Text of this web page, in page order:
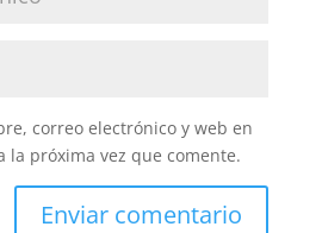
correo electrónico y web en
la próxima vez que comente.